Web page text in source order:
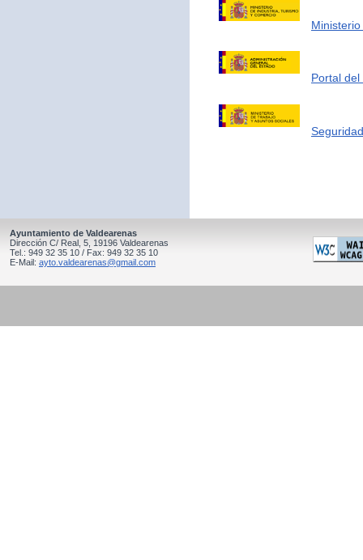
Portal
Ayuntamiento de Valdearenas
Dirección C/ Real, 5, 19196 Valdearenas
Tel.: 949 32 35 10 / Fax: 949 32 35 10
E-Mail: ayto.valdearenas@gmail.com